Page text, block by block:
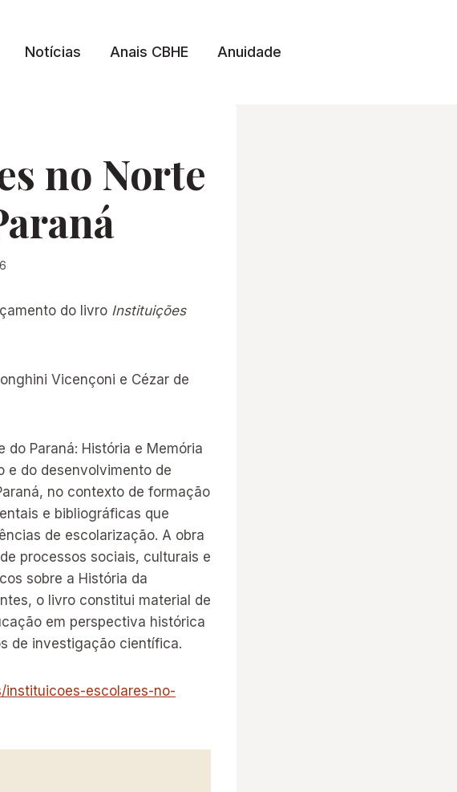
Notícias Anais CBHE Anuidade
no Norte
do livro Instituições
Vicençoni e Cézar de
Paraná: História e Memória
e do desenvolvimento de
no contexto de formação
e bibliográficas que
de escolarização. A obra
processos sociais, culturais e
sobre a História da
o livro constitui material de
em perspectiva histórica
de investigação científica.
instituicoes-escolares-no-